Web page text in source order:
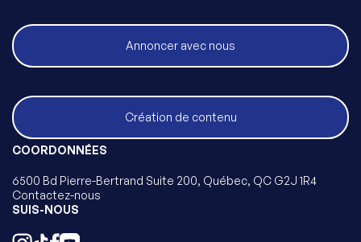
Annoncer avec nous
Création de contenu
COORDONNÉES
6500 Bd Pierre-Bertrand Suite 200, Québec, QC G2J 1R4
Contactez-nous
SUIS-NOUS